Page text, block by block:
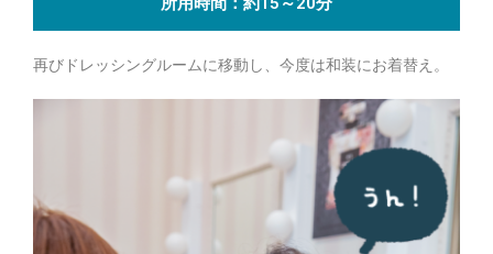
再びドレッシングルームに移動し、今度は和装にお着替え。